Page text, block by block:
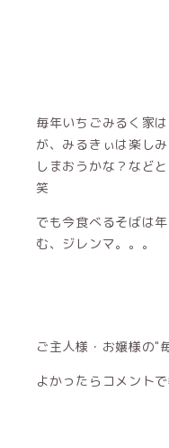
毎年いちごみるく家
が、みるきぃは楽し
しまおうかな？など
笑
でも今食べるそばは
む、ジレンマ。。。
ご主人様・お嬢様の"
よかったらコメント